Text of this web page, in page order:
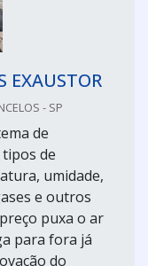
EXAUSTOR
- SP
de
de
umidade,
e outros
puxa o ar
para fora já
do